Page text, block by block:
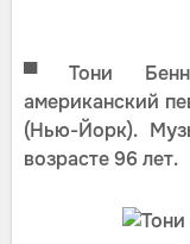
▀Тони
американский
(Нью-Йорк).
возрасте 96 лет.